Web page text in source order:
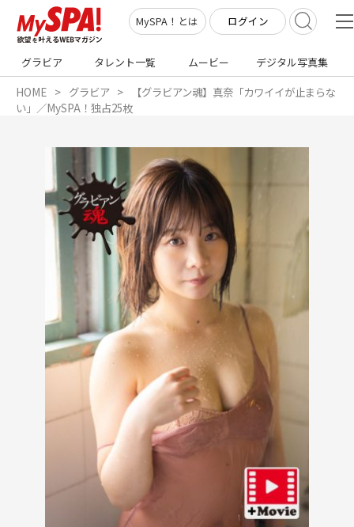
MySPA！とは ログイン
グラビア タレント一覧 ムービー デジタル写真集
HOME グラビア
【グラビアン魂】真奈「カワイイが止まらな
い」／MySPA！独占25枚